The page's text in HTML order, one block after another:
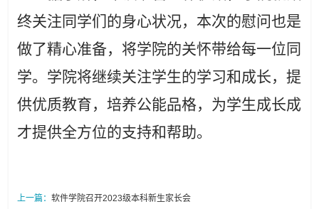
终关注同学们的身心状况，本次的慰问也是
做了精心准备，将学院的关怀带给每一位同
学。学院将继续关注学生的学习和成长，提
供优质教育，培养公能品格，为学生成长成
才提供全方位的支持和帮助。
上一篇： 软件学院召开2023级本科新生家长会